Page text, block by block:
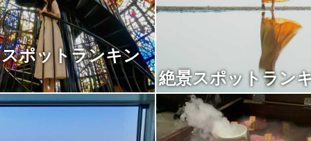
ポットランキン
絶景スポットラン